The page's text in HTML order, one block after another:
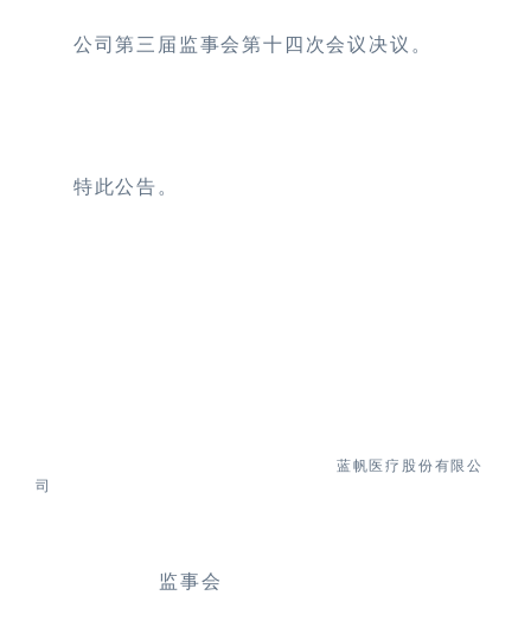
公司第三届监事会第十四次会议决议。
特此公告。
蓝帆医疗股份有限公
司
监事会